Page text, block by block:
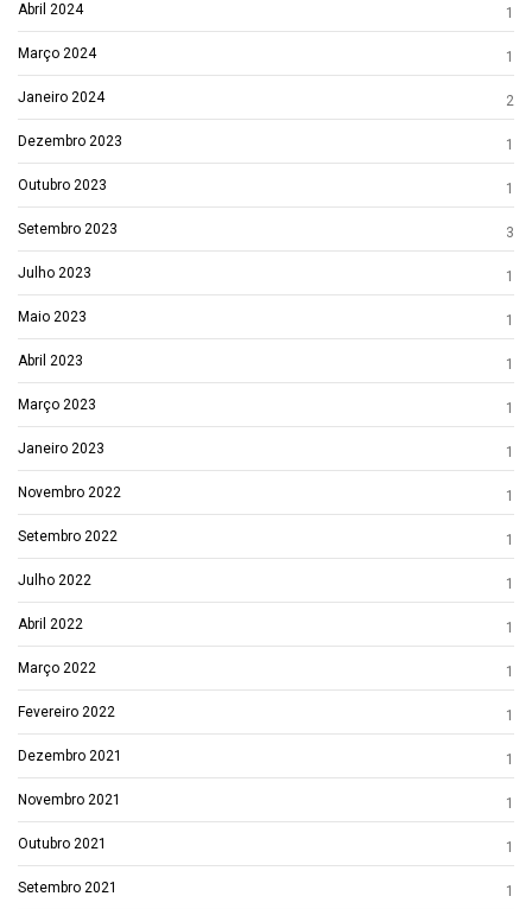
Abril 2024 1
Março 2024 1
Janeiro 2024 2
Dezembro 2023 1
Outubro 2023 1
Setembro 2023 3
Julho 2023 1
Maio 2023 1
Abril 2023 1
Março 2023 1
Janeiro 2023 1
Novembro 2022 1
Setembro 2022 1
Julho 2022 1
Abril 2022 1
Março 2022 1
Fevereiro 2022 1
Dezembro 2021 1
Novembro 2021 1
Outubro 2021 1
Setembro 2021 1